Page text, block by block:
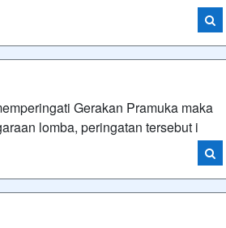
Gerakan Pramuka maka
lomba, peringatan tersebut i